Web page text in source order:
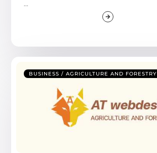
BUSINESS / AGRICULTURE AND FORESTRY